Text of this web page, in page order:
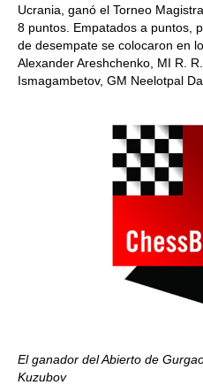
Ucrania, ganó el Torneo
8 puntos. Empatados a puntos,
de desempate se colocaron en
Alexander Areshchenko, MI R.
Ismagambetov, GM Neelotpal
El ganador del Abierto de
Kuzubov